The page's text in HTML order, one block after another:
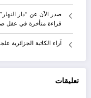
صدر الآن عن “دار
قراءة متأخرة في عقل
آراء الكاتبة الجزائرية
تعليقات